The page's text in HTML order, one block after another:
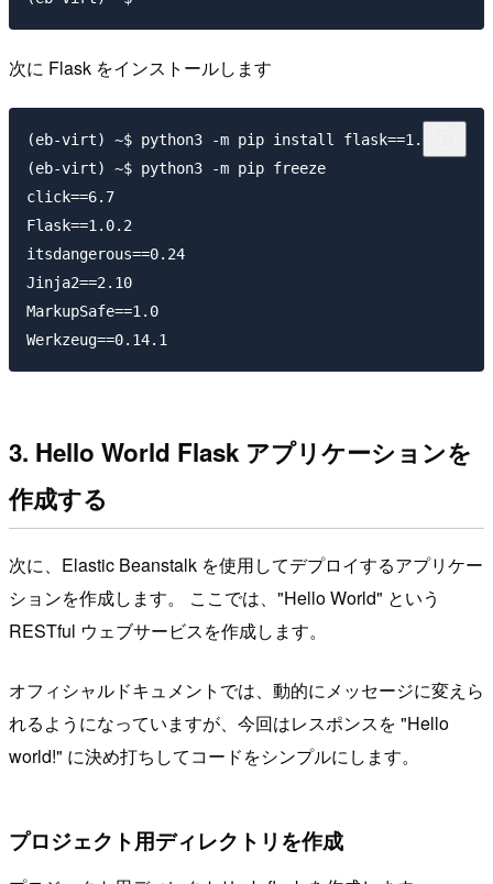
次に Flask をインストールします
(eb-virt) ~$ python3 -m pip install flask==1.0.2
(eb-virt) ~$ python3 -m pip freeze
click==6.7
Flask==1.0.2
itsdangerous==0.24
Jinja2==2.10
MarkupSafe==1.0
3. Hello World Flask アプリケーションを
作成する
次に、Elastic Beanstalk を使用してデプロイするアプリケー
ションを作成します。 ここでは、"Hello World" という
RESTful ウェブサービスを作成します。
オフィシャルドキュメントでは、動的にメッセージに変えら
れるようになっていますが、今回はレスポンスを "Hello
world!" に決め打ちしてコードをシンプルにします。
プロジェクト用ディレクトリを作成